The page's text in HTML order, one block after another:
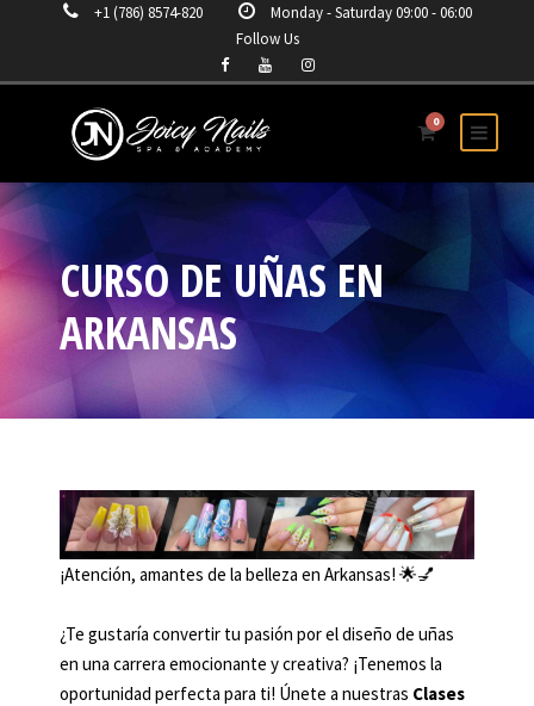
+1 (786) 8574-820
Monday - Saturday 09:00 - 06:00
Follow Us
0
CURSO DE UÑAS EN
ARKANSAS
¡Atención, amantes de la belleza en Arkansas! 🌟💅
¿Te gustaría convertir tu pasión por el diseño de uñas
en una carrera emocionante y creativa? ¡Tenemos la
oportunidad perfecta para ti! Únete a nuestras Clases